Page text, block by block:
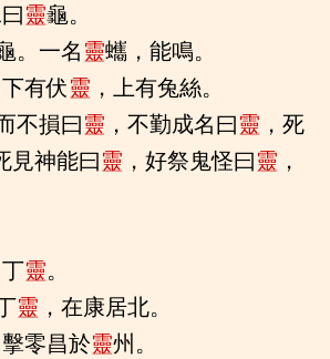
靈龜。
。一名 靈蠵，能鳴。
下有伏靈 ，上有兔絲。
不損曰靈 ，不勤成名曰靈 ，死
見神能曰靈 ，好祭鬼怪曰靈 ，
丁靈。
靈 ，在康居北。
擊零昌於靈州。